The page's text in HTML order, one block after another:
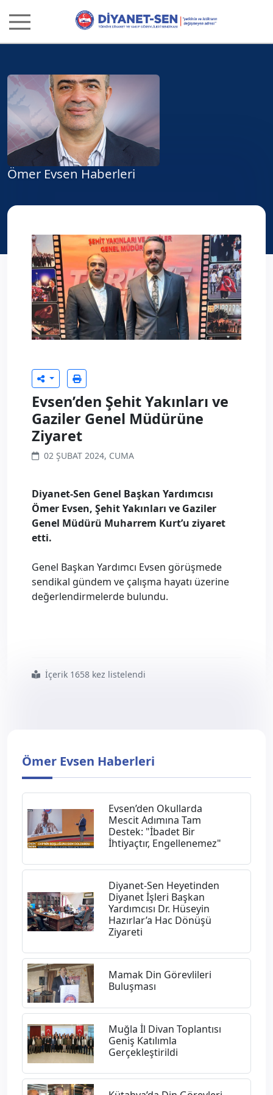
Ömer Evsen Haberleri
Evsen’den Şehit Yakınları ve
Gaziler Genel Müdürüne
Ziyaret
02 ŞUBAT 2024, CUMA
Diyanet-Sen Genel Başkan Yardımcısı
Ömer Evsen, Şehit Yakınları ve Gaziler
Genel Müdürü Muharrem Kurt’u ziyaret
etti.
Genel Başkan Yardımcı Evsen görüşmede
sendikal gündem ve çalışma hayatı üzerine
değerlendirmelerde bulundu.
#evsen den
#şehit
#yakınları
#ve
#gaziler
#genel
#müdürüne
#ziyaretİçerik 1658 kez listelendi
Ömer Evsen Haberleri
Evsen’den Okullarda
Mescit Adımına Tam
Destek: "İbadet Bir
İhtiyaçtır, Engellenemez"
Diyanet-Sen Heyetinden
Diyanet İşleri Başkan
Yardımcısı Dr. Hüseyin
Hazırlar’a Hac Dönüşü
Ziyareti
Mamak Din Görevlileri
Buluşması
Muğla İl Divan Toplantısı
Geniş Katılımla
Gerçekleştirildi